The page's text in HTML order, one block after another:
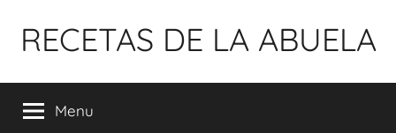
para
conteúdo
RECETAS DE LA ABUELA
Menu